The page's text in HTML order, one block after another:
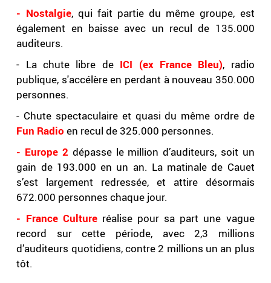
- Nostalgie, qui fait partie du même groupe, est
également en baisse avec un recul de 135.000
auditeurs.
- La chute libre deICI (ex France Bleu), radio
publique, s'accélère en perdant à nouveau 350.000
personnes.
- Chute spectaculaire et quasi du même ordre de
Fun Radio en recul de 325.000 personnes.
- Europe 2 dépasse le million d’auditeurs, soit un
gain de 193.000 en un an. La matinale de Cauet
s’est largement redressée, et attire désormais
672.000 personnes chaque jour.
- France Cultureréalise pour sa part une vague
record sur cette période, avec 2,3 millions
d’auditeurs quotidiens, contre 2 millions un an plus
tôt.